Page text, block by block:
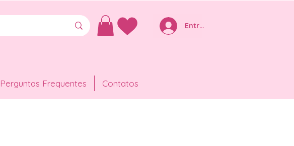
Entre ou Cadastre-se
Perguntas Frequentes Contatos